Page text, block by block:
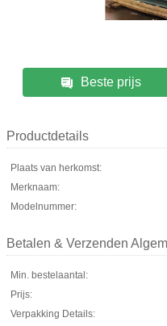
Beste prijs
Productdetails
Plaats van herkomst:
Merknaam:
Modelnummer:
Betalen & Verzenden
Min. bestelaantal:
Prijs:
Verpakking Details: